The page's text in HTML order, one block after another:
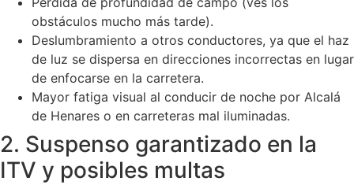
obstáculos mucho más tarde).
Deslumbramiento a otros conductores, ya que el haz
de luz se dispersa en direcciones incorrectas en lugar
de enfocarse en la carretera.
Mayor fatiga visual al conducir de noche por Alcalá
de Henares o en carreteras mal iluminadas.
2. Suspenso garantizado en la
ITV y posibles multas